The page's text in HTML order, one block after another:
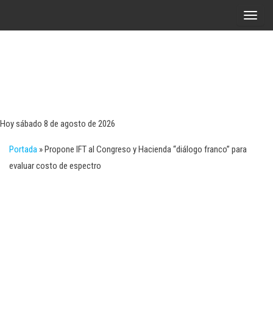
A
Hoy sábado 8 de agosto de 2026
Portada »Propone IFT al Congreso y Hacienda “diálogo franco” para
evaluar costo de espectro